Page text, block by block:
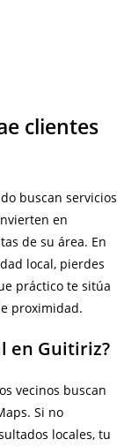
clientes
buscan servicios
en
de su área. En
local, pierdes
práctico te sitúa
proximidad.
en Guitiriz?
vecinos buscan
Si no
locales, tu